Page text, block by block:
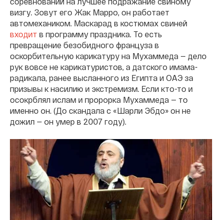
визгу. Зовут его Жак Марро, он работает
автомехаником. Маскарад в костюмах свиней
входит в программу праздника. То есть
превращение безобидного француза в
оскорбительную карикатуру на Мухаммеда — дело
рук вовсе не карикатуристов, а датского имама-
радикала, ранее высланного из Египта и ОАЭ за
призывы к насилию и экстремизм. Если кто-то и
осокрблял ислам и пророрка Мухаммеда — то
именно он. (До скандала с «Шарли Эбдо» он не
дожил — он умер в 2007 году).